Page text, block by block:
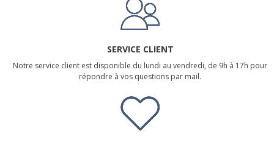
SERVICE CLIENT
Notre service client est disponible du lundi au vendredi, de 9h à 17h pour
répondre à vos questions par mail.